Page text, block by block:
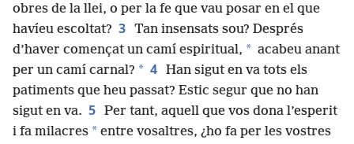
obres de la llei, o per la fe que vau posar en el que
havíeu escoltat? 3 Tan insensats sou? Després
d’haver començat un camí espiritual, * acabeu anant
per un camí carnal? * 4 Han sigut en va tots els
patiments que heu passat? Estic segur que no han
sigut en va. 5 Per tant, aquell que vos dona l’esperit
i fa milacres * entre vosaltres, ¿ho fa per les vostres